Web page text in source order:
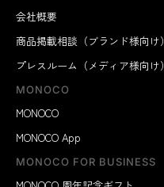
会社概要
商品掲載相談（ブランド様向け）
プレスルーム（メディア様向け）
MONOCO
MONOCO
MONOCO App
MONOCO FOR BUSINESS